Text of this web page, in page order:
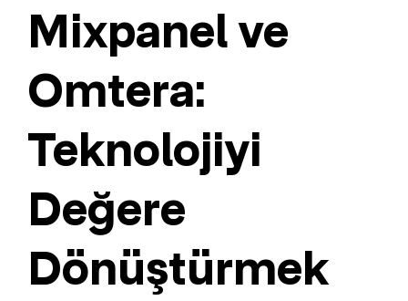
Mixpanel ve
Omtera:
Teknolojiyi
Değere
Dönüştürmek